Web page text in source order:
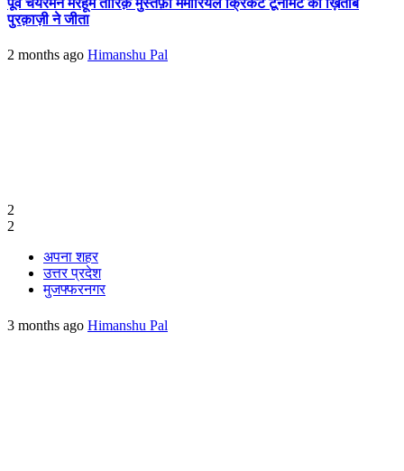
पूर्व चेयरमैन मरहूम तारिक़ मुस्तफ़ा मेमोरियल क्रिकेट टूर्नामेंट का ख़िताब
पुरक़ाज़ी ने जीता
2 months ago Himanshu Pal
2
2
अपना शहर
उत्तर प्रदेश
मुजफ्फरनगर
3 months ago Himanshu Pal